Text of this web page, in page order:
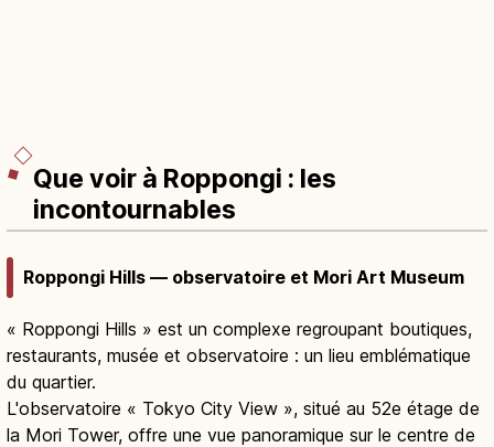
Que voir à Roppongi : les
incontournables
Roppongi Hills — observatoire et Mori Art Museum
« Roppongi Hills » est un complexe regroupant boutiques,
restaurants, musée et observatoire : un lieu emblématique
du quartier.
L'observatoire « Tokyo City View », situé au 52e étage de
la Mori Tower, offre une vue panoramique sur le centre de